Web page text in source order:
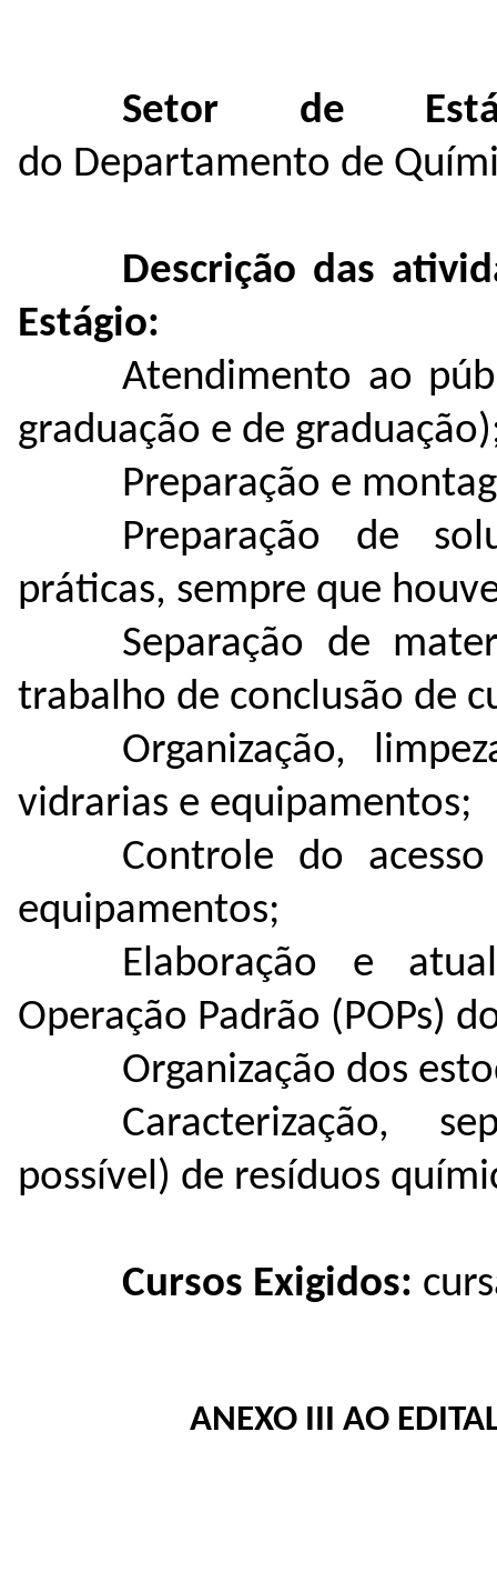
Setor de
do Departamento de
Descrição das
Estágio:
Atendimento ao
graduação e de
Preparação e
Preparação de
práticas, sempre que
Separação de
trabalho de conclusão de
Organização,
vidrarias e equipamentos;
Controle do
equipamentos;
Elaboração e
Operação Padrão (POPs)
Organização dos
Caracterização,
possível) de resíduos
Cursos Exigidos:
ANEXO III AO